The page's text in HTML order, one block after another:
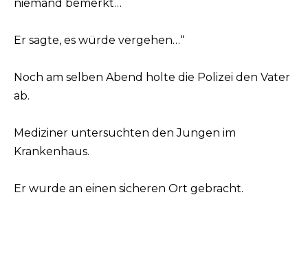
niemand bemerkt…
Er sagte, es würde vergehen…“
Noch am selben Abend holte die Polizei den Vater
ab.
Mediziner untersuchten den Jungen im
Krankenhaus.
Er wurde an einen sicheren Ort gebracht.